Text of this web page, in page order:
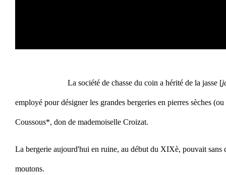
La société de chasse du coin a hérité de la jasse [
employé pour désigner les grandes bergeries en pierres sèches
Coussous*, don de mademoiselle Croizat.
La bergerie aujourd'hui en ruine, au début du XIXè, pouvait sans
moutons.